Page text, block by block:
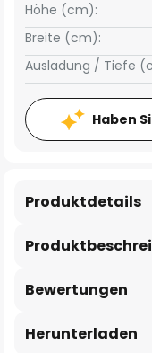
Breite (cm):
Höhe (cm):
Ausladung / Tiefe
Haben
Produktdetails
Bewertungen
Herunterladen